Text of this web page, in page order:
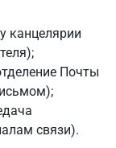
канцелярии
Почты
связи).